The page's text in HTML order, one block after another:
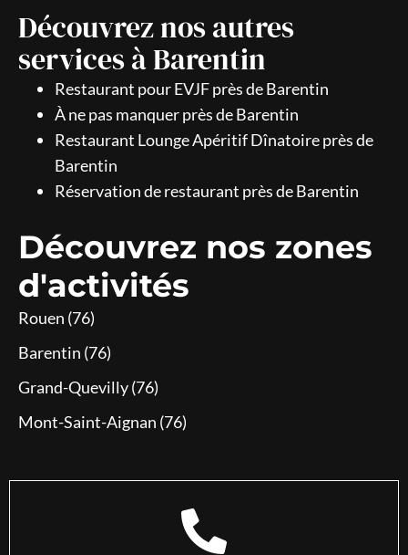
Découvrez nos autres
services à Barentin
Restaurant pour EVJF près de Barentin
À ne pas manquer près de Barentin
Restaurant Lounge Apéritif Dînatoire près de
Barentin
Réservation de restaurant près de Barentin
Découvrez nos zones
d'activités
Rouen (76)
Barentin (76)
Grand-Quevilly (76)
Mont-Saint-Aignan (76)